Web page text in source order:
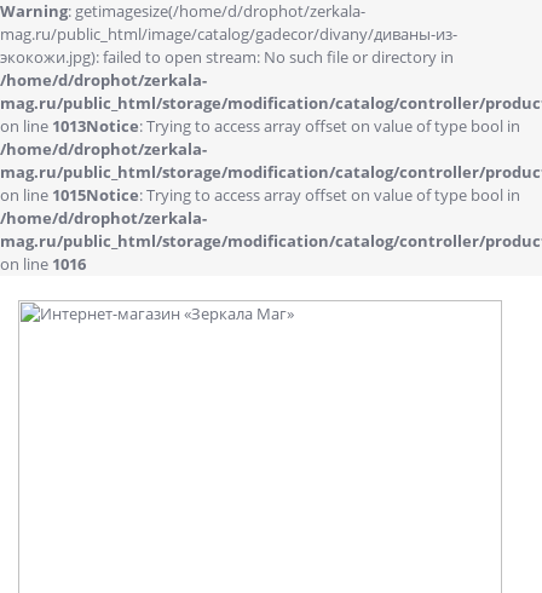
Warning: getimagesize(/home/d/drophot/zerkala-
mag.ru/public_html/image/catalog/gadecor/divany/диваны-из-
экокожи.jpg): failed to open stream: No such file or directory in
/home/d/drophot/zerkala-
mag.ru/public_html/storage/modification/catalog/controller/
on line 1013Notice: Trying to access array offset on value of type bool in
/home/d/drophot/zerkala-
mag.ru/public_html/storage/modification/catalog/controller/
on line 1015Notice: Trying to access array offset on value of type bool in
/home/d/drophot/zerkala-
mag.ru/public_html/storage/modification/catalog/controller/
on line 1016